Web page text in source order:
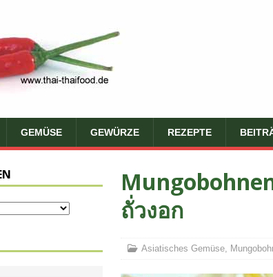
GEMÜSE GEWÜRZE REZEPTE
ถั่วงอก
Asiatisches Gemüse,